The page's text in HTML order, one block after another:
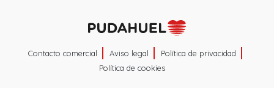
Contacto comercial Aviso legal
Política de privacidad
Política de cookies